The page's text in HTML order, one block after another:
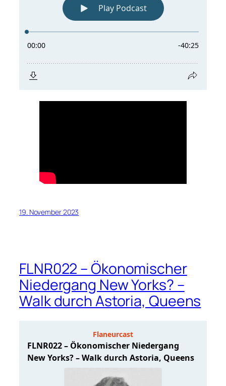
19. November 2023
FLNR022 – Ökonomischer
Niedergang New Yorks? –
Walk durch Astoria, Queens